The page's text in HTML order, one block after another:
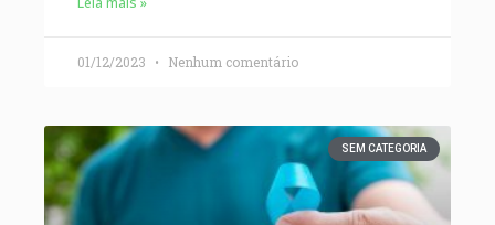
01/12/2023 Nenhum comentário
SEM CATEGORIA